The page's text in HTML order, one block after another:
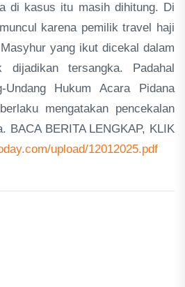
di kasus itu masih dihitung. Di
karena pemilik travel haji
yang ikut dicekal dalam
dijadikan tersangka. Padahal
Undang Hukum Acara Pidana
mengatakan pencekalan
BACA BERITA LENGKAP, KLIK
upload/12012025.pdf